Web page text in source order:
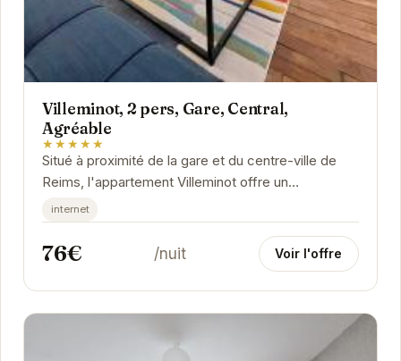
Villeminot, 2 pers, Gare, Central,
Agréable
★★★★★
Situé à proximité de la gare et du centre-ville de
Reims, l'appartement Villeminot offre un
emplacement idéal pour explorer la ville. Son...
internet
76€ /nuit Voir l'offre